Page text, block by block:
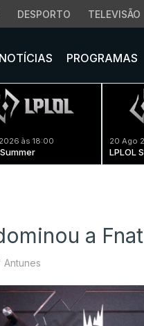
DESPORTO TELEVISÃO
NOTÍCIAS PROGRAMAS
às 18:00 20 Ago
LPLOL
a